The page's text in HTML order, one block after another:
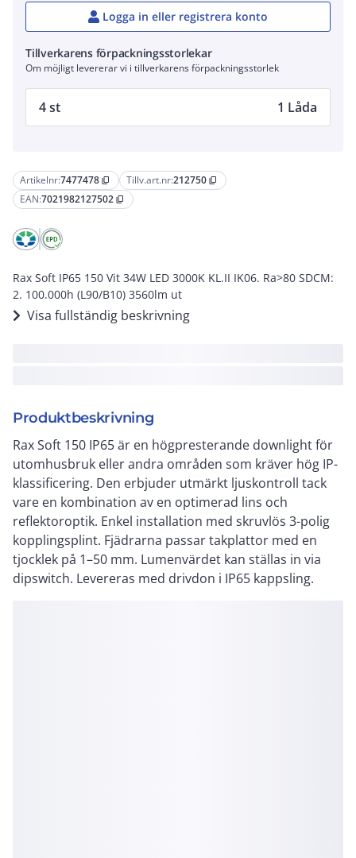
Artikelnr:7477478 content_copy Tillv.art.nr:212750 content_copy
EAN:7021982127502 content_copy
Rax Soft IP65 150 Vit 34W LED 3000K KL.II IK06. Ra>80 SDCM:
2. 100.000h (L90/B10) 3560lm ut
Visa fullständig beskrivning
Produktbeskrivning
Rax Soft 150 IP65 är en högpresterande downlight för
utomhusbruk eller andra områden som kräver hög IP-
klassificering. Den erbjuder utmärkt ljuskontroll tack
vare en kombination av en optimerad lins och
reflektoroptik. Enkel installation med skruvlös 3-polig
kopplingsplint. Fjädrarna passar takplattor med en
tjocklek på 1–50 mm. Lumenvärdet kan ställas in via
dipswitch. Levereras med drivdon i IP65 kappsling.
Logga in eller registrera konto
Tillverkarens förpackningsstorlekar
Om möjligt levererar vi i tillverkarens förpackningsstorlek
4 st 1 Låda